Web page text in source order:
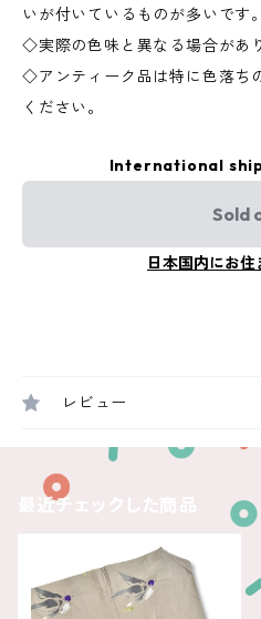
いが付いているものが多いです。
◇実際の色味と異なる場合があ
◇アンティーク品は特に色落ち
ください。
International
Sold
日本国内にお
レビュー
最近チェックした商品